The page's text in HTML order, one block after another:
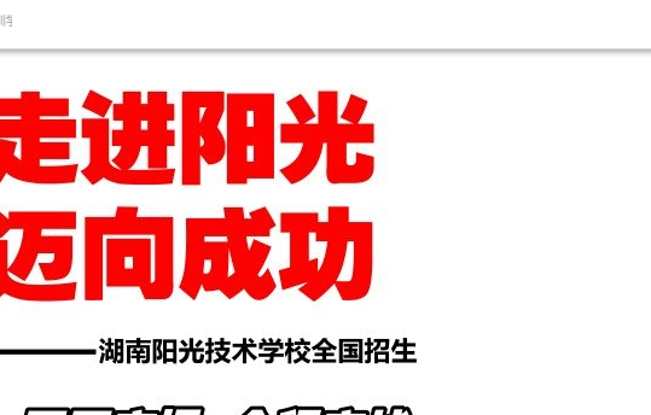
时间,plc编程培训,plc入门培训,plc零基础自学入门,plc培训班有用吗,三菱plc培训多少钱,三